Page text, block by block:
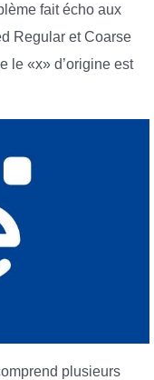
fait écho aux
Regular et Coarse
le «x» d’origine est
plusieurs